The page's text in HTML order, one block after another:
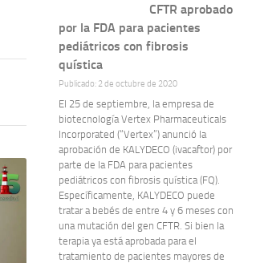
CFTR aprobado
por la FDA para pacientes
pediátricos con fibrosis
quística
Publicado: 2 de octubre de 2020
El 25 de septiembre, la empresa de
biotecnología Vertex Pharmaceuticals
Incorporated (“Vertex”) anunció la
aprobación de KALYDECO (ivacaftor) por
parte de la FDA para pacientes
pediátricos con fibrosis quística (FQ).
Específicamente, KALYDECO puede
tratar a bebés de entre 4 y 6 meses con
una mutación del gen CFTR. Si bien la
terapia ya está aprobada para el
tratamiento de pacientes mayores de